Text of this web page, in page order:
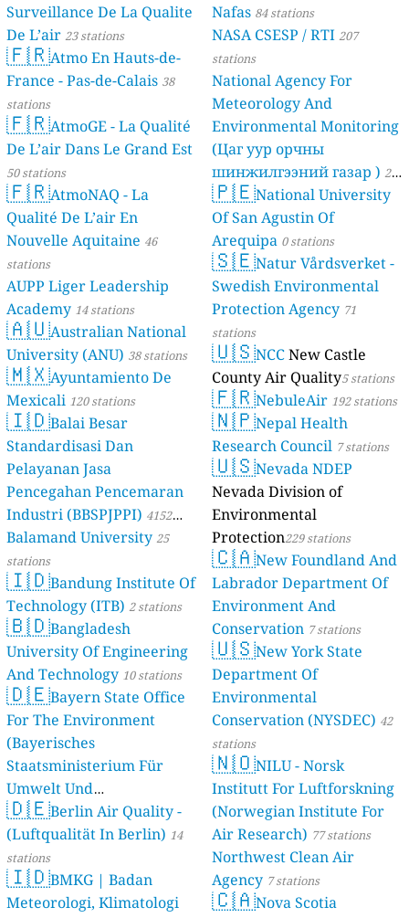
Surveillance De La Qualite
De L’air 23 stations
🇫🇷Atmo En Hauts-de-
France - Pas-de-Calais 38
stations
🇫🇷AtmoGE - La Qualité
De L’air Dans Le Grand Est
50 stations
🇫🇷AtmoNAQ - La
Qualité De L’air En
Nouvelle Aquitaine 46
stations
AUPP Liger Leadership
Academy 14 stations
🇦🇺Australian National
University (ANU) 38 stations
🇲🇽Ayuntamiento De
Mexicali 120 stations
🇮🇩Balai Besar
Standardisasi Dan
Pelayanan Jasa
Pencegahan Pencemaran
Industri (BBSPJPPI) 4152
stations
Balamand University25
stations
🇮🇩Bandung Institute Of
Technology (ITB) 2 stations
🇧🇩Bangladesh
University Of Engineering
And Technology 10 stations
🇩🇪Bayern State Office
For The Environment
(Bayerisches
Staatsministerium Für
Umwelt Und
Verbraucherschutz) - LfU
46 stations
🇩🇪Berlin Air Quality -
(Luftqualität In Berlin) 14
stations
🇮🇩BMKG | Badan
Meteorologi, Klimatologi
Nafas 84 stations
NASA CSESP / RTI 207
stations
National Agency For
Meteorology And
Environmental Monitoring
(Цаг уур орчны
шинжилгээний газар ) 21
stations
🇵🇪National University
Of San Agustin Of
Arequipa 0 stations
🇸🇪Natur Vårdsverket -
Swedish Environmental
Protection Agency 71
stations
🇺🇸NCCNew Castle
County Air Quality5 stations
🇫🇷NebuleAir 192 stations
🇳🇵Nepal Health
Research Council 7 stations
🇺🇸Nevada NDEP
Nevada Division of
Environmental
Protection229 stations
🇨🇦New Foundland And
Labrador Department Of
Environment And
Conservation 7 stations
🇺🇸New York State
Department Of
Environmental
Conservation (NYSDEC) 42
stations
🇳🇴NILU - Norsk
Institutt For Luftforskning
(Norwegian Institute For
Air Research) 77 stations
Northwest Clean Air
Agency 7 stations
🇨🇦Nova Scotia